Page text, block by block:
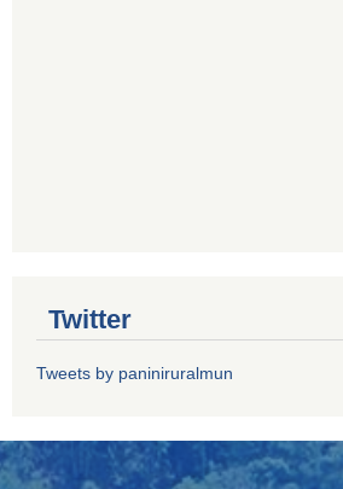
Twitter
Tweets by paniniruralmun